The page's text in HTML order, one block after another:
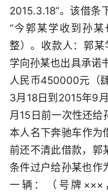
2015.3.18”。该借条
“今郭某学收到孙
整）。收款人：郭某
学向孙某也出具承诺
人民币450000元（
3月18日到2015年9
月15日前一次性还给
本人名下奔驰车作为
前还不清此借款，郭
条件过户给孙某也作
一辆：（号牌